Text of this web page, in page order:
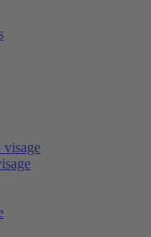
visage